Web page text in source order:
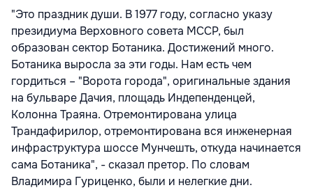
"Это праздник души. В 1977 году, согласно указу
президиума Верховного совета МССР, был
образован сектор Ботаника. Достижений много.
Ботаника выросла за эти годы. Нам есть чем
гордиться – "Ворота города", оригинальные здания
на бульваре Дачия, площадь Индепенденцей,
Колонна Траяна. Отремонтирована улица
Трандафирилор, отремонтирована вся инженерная
инфраструктура шоссе Мунчешть, откуда начинается
сама Ботаника", - сказал претор. По словам
Владимира Гуриценко, были и нелегкие дни.